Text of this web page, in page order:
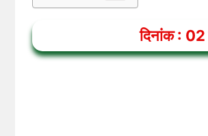
दिनांक : 02